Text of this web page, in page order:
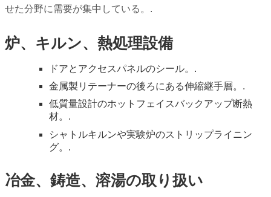
せた分野に需要が集中している。.
炉、キルン、熱処理設備
ドアとアクセスパネルのシール。.
金属製リテーナーの後ろにある伸縮継手層。.
低質量設計のホットフェイスバックアップ断熱
材。.
シャトルキルンや実験炉のストリップライニン
グ。.
冶金、鋳造、溶湯の取り扱い